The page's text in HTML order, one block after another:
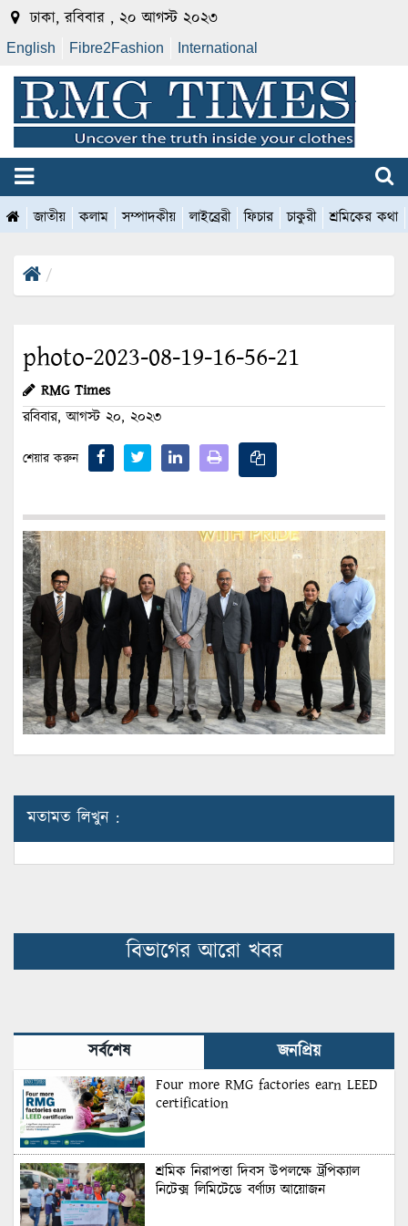
ঢাকা, রবিবার , ২০ আগস্ট ২০২৩
English Fibre2Fashion International
জাতীয় কলাম সম্পাদকীয় লাইব্রেরী ফিচার চাকুরী শ্রমিকের কথা
photo-2023-08-19-16-56-21
RMG Times
রবিবার, আগস্ট ২০, ২০২৩
শেয়ার করুন
মতামত লিখুন :
বিভাগের আরো খবর
সর্বশেষ জনপ্রিয়
Four more RMG factories earn LEED
certification
শ্রমিক নিরাপত্তা দিবস উপলক্ষে ট্রপিক্যাল
নিটেক্স লিমিটেডে বর্ণাঢ্য আয়োজন